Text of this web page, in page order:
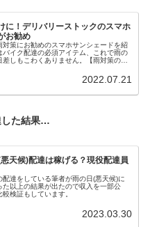
に！デリバリーストックのスマホ
お勧め
対策にお勧めのスマホサンシェードを紹
バイク配達の必須アイテム、これで雨の
しもこわくありません。【雨対策のス
2022.07.21
した結果…
天候)配達は稼げる？現役配達員
配達をしている筆者が雨の日(悪天候)に
た以上の結果が出たので収入を一部公
検証もしています。
2023.03.30